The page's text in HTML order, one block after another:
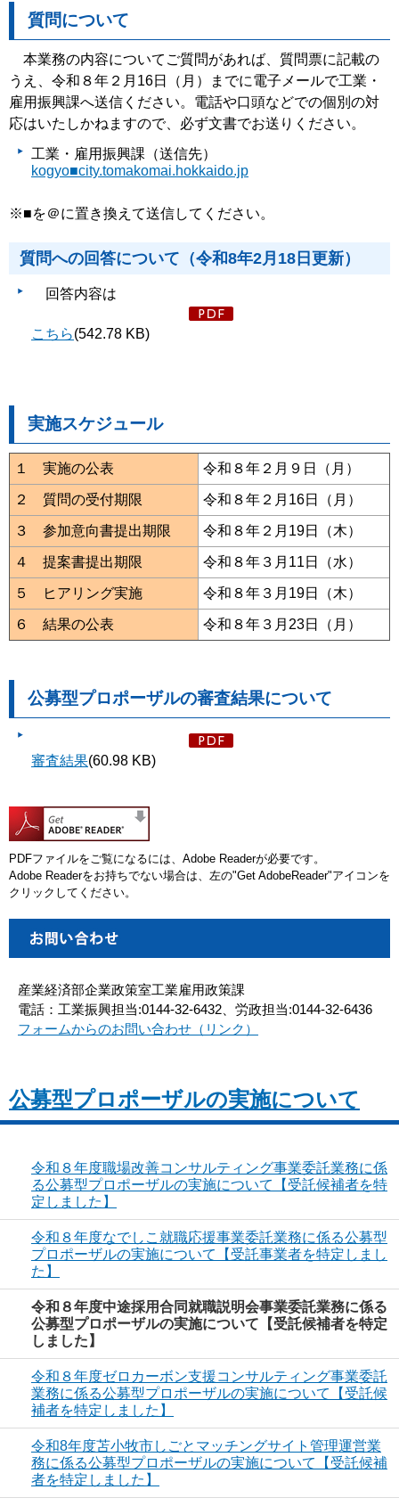
質問について
本業務の内容についてご質問があれば、質問票に記載の
うえ、令和８年２月16日（月）までに電子メールで工業・
雇用振興課へ送信ください。電話や口頭などでの個別の対
応はいたしかねますので、必ず文書でお送りください。
工業・雇用振興課（送信先）
kogyo■city.tomakomai.hokkaido.jp
※■を＠に置き換えて送信してください。
質問への回答について（令和8年2月18日更新）
回答内容は
こちら(542.78 KB)
実施スケジュール
１ 実施の公表 令和８年２月９日（月）
２ 質問の受付期限 令和８年２月16日（月）
３ 参加意向書提出期限 令和８年２月19日（木）
４ 提案書提出期限 令和８年３月11日（水）
５ ヒアリング実施 令和８年３月19日（木）
６ 結果の公表 令和８年３月23日（月）
公募型プロポーザルの審査結果について
審査結果(60.98 KB)
PDFファイルをご覧になるには、Adobe Readerが必要です。
Adobe Readerをお持ちでない場合は、左の"Get AdobeReader"アイコンを
クリックしてください。
産業経済部企業政策室工業雇用政策課
電話：工業振興担当:0144-32-6432、労政担当:0144-32-6436
フォームからのお問い合わせ（リンク）
公募型プロポーザルの実施について
令和８年度職場改善コンサルティング事業委託業務に係
る公募型プロポーザルの実施について【受託候補者を特
定しました】
令和８年度なでしこ就職応援事業委託業務に係る公募型
プロポーザルの実施について【受託事業者を特定しまし
た】
令和８年度中途採用合同就職説明会事業委託業務に係る
公募型プロポーザルの実施について【受託候補者を特定
しました】
令和８年度ゼロカーボン支援コンサルティング事業委託
業務に係る公募型プロポーザルの実施について【受託候
補者を特定しました】
令和8年度苫小牧市しごとマッチングサイト管理運営業
務に係る公募型プロポーザルの実施について【受託候補
者を特定しました】